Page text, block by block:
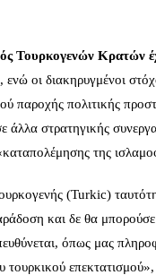
Τουρκογενών Κρατών
, ενώ οι διακηρυγμένοι
παροχής πολιτικής
στρατηγικής
της
(Turkic)
και δε θα
όπως μας